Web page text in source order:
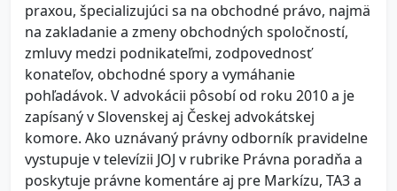
praxou, špecializujúci sa na obchodné právo, najmä
na zakladanie a zmeny obchodných spoločností,
zmluvy medzi podnikateľmi, zodpovednosť
konateľov, obchodné spory a vymáhanie
pohľadávok. V advokácii pôsobí od roku 2010 a je
zapísaný v Slovenskej aj Českej advokátskej
komore. Ako uznávaný právny odborník pravidelne
vystupuje v televízii JOJ v rubrike Právna poradňa a
poskytuje právne komentáre aj pre Markízu, TA3 a